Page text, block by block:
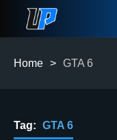
Home > GTA 6
Tag: GTA 6